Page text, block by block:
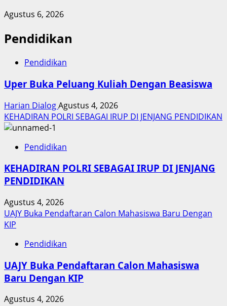
Agustus 6, 2026
Pendidikan
Pendidikan
Uper Buka Peluang Kuliah Dengan Beasiswa
Harian DialogAgustus 4, 2026
KEHADIRAN POLRI SEBAGAI IRUP DI JENJANG PENDIDIKAN
Pendidikan
KEHADIRAN POLRI SEBAGAI IRUP DI JENJANG
PENDIDIKAN
Agustus 4, 2026
UAJY Buka Pendaftaran Calon Mahasiswa Baru Dengan
KIP
Pendidikan
UAJY Buka Pendaftaran Calon Mahasiswa
Baru Dengan KIP
Agustus 4, 2026